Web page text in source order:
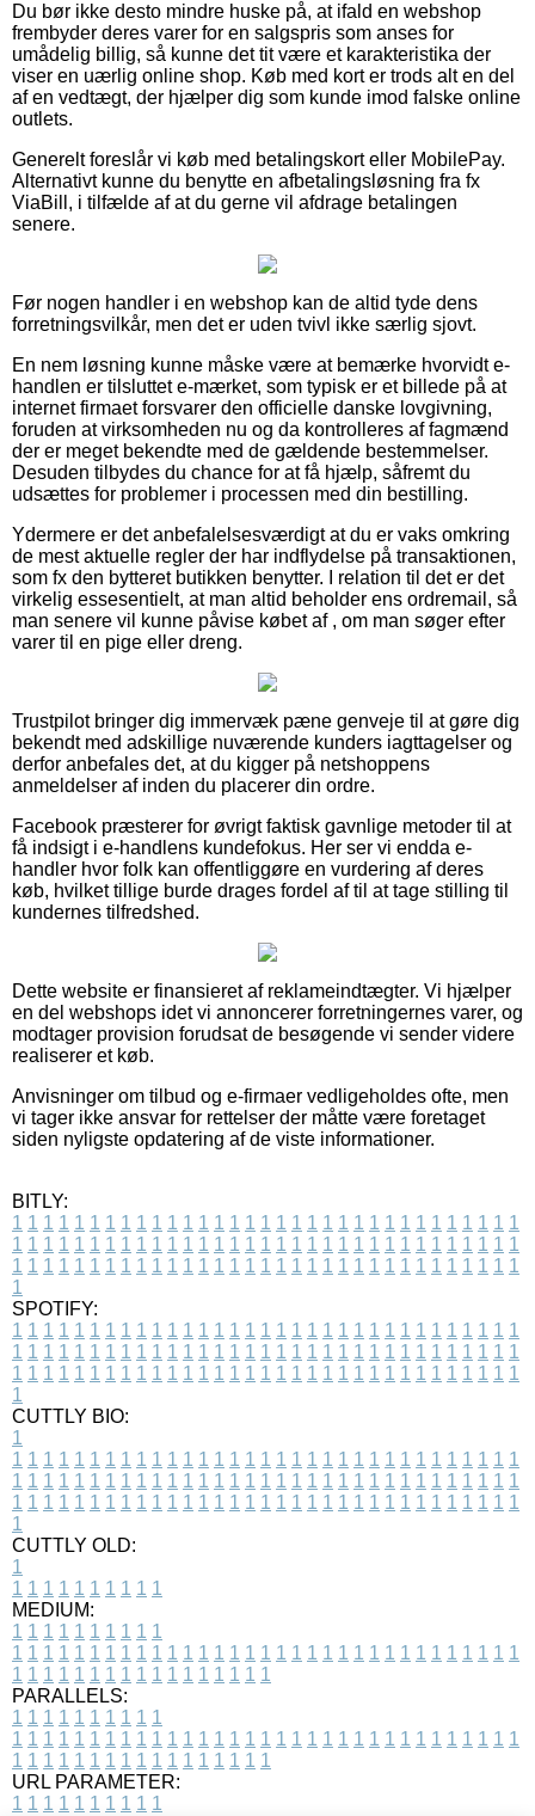
Du bør ikke desto mindre huske på, at ifald en webshop
frembyder deres varer for en salgspris som anses for
umådelig billig, så kunne det tit være et karakteristika der
viser en uærlig online shop. Køb med kort er trods alt en del
af en vedtægt, der hjælper dig som kunde imod falske online
outlets.
Generelt foreslår vi køb med betalingskort eller MobilePay.
Alternativt kunne du benytte en afbetalingsløsning fra fx
ViaBill, i tilfælde af at du gerne vil afdrage betalingen
senere.
Før nogen handler i en webshop kan de altid tyde dens
forretningsvilkår, men det er uden tvivl ikke særlig sjovt.
En nem løsning kunne måske være at bemærke hvorvidt e-
handlen er tilsluttet e-mærket, som typisk er et billede på at
internet firmaet forsvarer den officielle danske lovgivning,
foruden at virksomheden nu og da kontrolleres af fagmænd
der er meget bekendte med de gældende bestemmelser.
Desuden tilbydes du chance for at få hjælp, såfremt du
udsættes for problemer i processen med din bestilling.
Ydermere er det anbefalelsesværdigt at du er vaks omkring
de mest aktuelle regler der har indflydelse på transaktionen,
som fx den bytteret butikken benytter. I relation til det er det
virkelig essesentielt, at man altid beholder ens ordremail, så
man senere vil kunne påvise købet af , om man søger efter
varer til en pige eller dreng.
Trustpilot bringer dig immervæk pæne genveje til at gøre dig
bekendt med adskillige nuværende kunders iagttagelser og
derfor anbefales det, at du kigger på netshoppens
anmeldelser af inden du placerer din ordre.
Facebook præsterer for øvrigt faktisk gavnlige metoder til at
få indsigt i e-handlens kundefokus. Her ser vi endda e-
handler hvor folk kan offentliggøre en vurdering af deres
køb, hvilket tillige burde drages fordel af til at tage stilling til
kundernes tilfredshed.
Dette website er finansieret af reklameindtægter. Vi hjælper
en del webshops idet vi annoncerer forretningernes varer, og
modtager provision forudsat de besøgende vi sender videre
realiserer et køb.
Anvisninger om tilbud og e-firmaer vedligeholdes ofte, men
vi tager ikke ansvar for rettelser der måtte være foretaget
siden nyligste opdatering af de viste informationer.
BITLY:
1 1 1 1 1 1 1 1 1 1 1 1 1 1 1 1 1 1 1 1 1 1 1 1 1 1 1 1 1 1 1 1 1
1 1 1 1 1 1 1 1 1 1 1 1 1 1 1 1 1 1 1 1 1 1 1 1 1 1 1 1 1 1 1 1 1
1 1 1 1 1 1 1 1 1 1 1 1 1 1 1 1 1 1 1 1 1 1 1 1 1 1 1 1 1 1 1 1 1
1
SPOTIFY:
1 1 1 1 1 1 1 1 1 1 1 1 1 1 1 1 1 1 1 1 1 1 1 1 1 1 1 1 1 1 1 1 1
1 1 1 1 1 1 1 1 1 1 1 1 1 1 1 1 1 1 1 1 1 1 1 1 1 1 1 1 1 1 1 1 1
1 1 1 1 1 1 1 1 1 1 1 1 1 1 1 1 1 1 1 1 1 1 1 1 1 1 1 1 1 1 1 1 1
1
CUTTLY BIO:
1
1 1 1 1 1 1 1 1 1 1 1 1 1 1 1 1 1 1 1 1 1 1 1 1 1 1 1 1 1 1 1 1 1
1 1 1 1 1 1 1 1 1 1 1 1 1 1 1 1 1 1 1 1 1 1 1 1 1 1 1 1 1 1 1 1 1
1 1 1 1 1 1 1 1 1 1 1 1 1 1 1 1 1 1 1 1 1 1 1 1 1 1 1 1 1 1 1 1 1
1
CUTTLY OLD:
1
1 1 1 1 1 1 1 1 1 1
MEDIUM:
1 1 1 1 1 1 1 1 1 1
1 1 1 1 1 1 1 1 1 1 1 1 1 1 1 1 1 1 1 1 1 1 1 1 1 1 1 1 1 1 1 1 1
1 1 1 1 1 1 1 1 1 1 1 1 1 1 1 1 1
PARALLELS:
1 1 1 1 1 1 1 1 1 1
1 1 1 1 1 1 1 1 1 1 1 1 1 1 1 1 1 1 1 1 1 1 1 1 1 1 1 1 1 1 1 1 1
1 1 1 1 1 1 1 1 1 1 1 1 1 1 1 1 1
URL PARAMETER:
1 1 1 1 1 1 1 1 1 1